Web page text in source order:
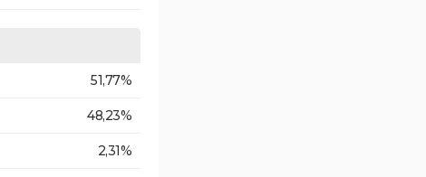
51,77%
48,23%
2,31%